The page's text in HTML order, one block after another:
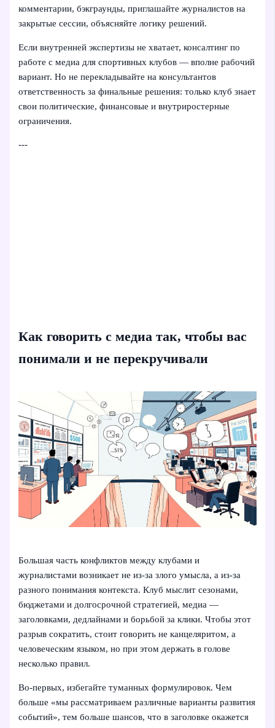
комментарии, бэкграунды, приглашайте журналистов на
закрытые сессии, объясняйте логику решений.
Если внутренней экспертизы не хватает, консалтинг по
работе с медиа для спортивных клубов — вполне рабочий
вариант. Но не перекладывайте на консультантов
ответственность за финальные решения: только клуб знает
свои политические, финансовые и внутриростерные
ограничения.
---
Как говорить с медиа так, чтобы вас
понимали и не перекручивали
Большая часть конфликтов между клубами и
журналистами возникает не из-за злого умысла, а из-за
разного понимания контекста. Клуб мыслит сезонами,
бюджетами и долгосрочной стратегией, медиа —
заголовками, дедлайнами и борьбой за клики. Чтобы этот
разрыв сократить, стоит говорить не канцеляритом, а
человеческим языком, но при этом держать в голове
несколько правил.
Во-первых, избегайте туманных формулировок. Чем
больше «мы рассматриваем различные варианты развития
событий», тем больше шансов, что в заголовке окажется